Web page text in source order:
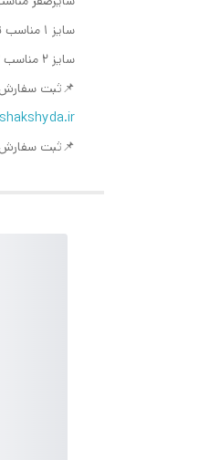
سایز ۱ مناسب تا ۳ ماه
سایز ۲ مناسب ۳ تا ۶ ماه
📌ثبت
📌ثبت سفارش در